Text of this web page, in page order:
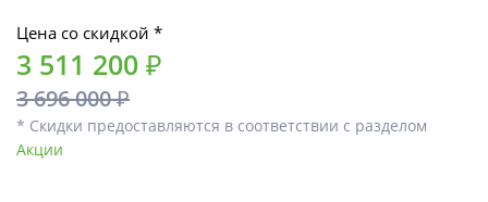
Цена со скидкой *
3 511 200 ₽
3 696 000 ₽
* Скидки предоставляются в соответствии с разделом
Акции